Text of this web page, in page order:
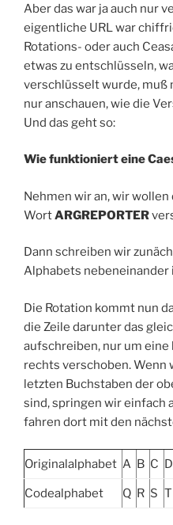
Aber das war ja auch nur
eigentliche URL war
Rotations- oder auch
etwas zu entschlüsseln,
verschlüsselt wurde, muß
nur anschauen, wie die
Und das geht so:
Wie funktioniert eine
Nehmen wir an, wir
WortARGREPORTER
Dann schreiben wir
Alphabets nebeneinander
Die Rotation kommt nun
die Zeile darunter das
aufschreiben, nur um
rechts verschoben. Wenn
letzten Buchstaben der
sind, springen wir einfach
fahren dort mit den
Originalalphabet A B C D
Codealphabet Q R S T